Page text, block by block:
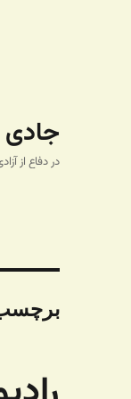
جادی
در دفاع از